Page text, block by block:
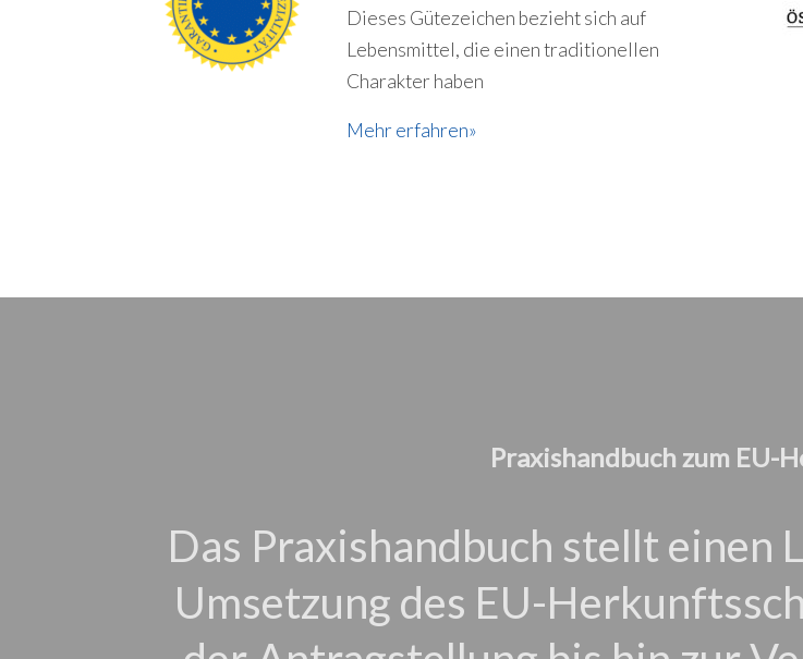
Dieses Gütezeichen bezieht sich auf
Lebensmittel, die einen traditionellen
Charakter haben
Mehr erfahren»
Praxishandbuch zum EU-
Das Praxishandbuch stellt einen
Umsetzung des EU-